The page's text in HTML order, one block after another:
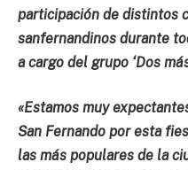
participación de distintos
sanfernandinos durante
a cargo del grupo ‘Dos
«Estamos muy
San Fernando por esta
las más populares de la